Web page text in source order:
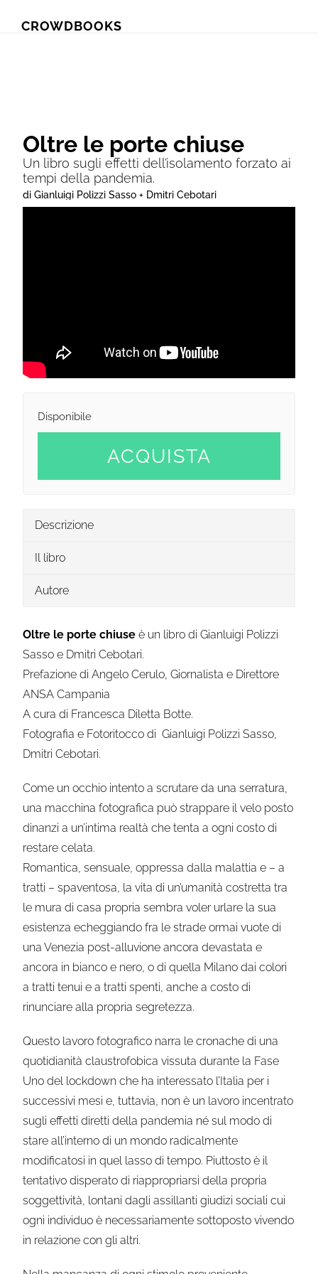
CROWDBOOKS
Oltre le porte chiuse
Un libro sugli effetti dell’isolamento forzato ai
tempi della pandemia.
di Gianluigi Polizzi Sasso + Dmitri Cebotari
Disponibile
ACQUISTA
Descrizione
Il libro
Autore
Oltre le porte chiuse è un libro di Gianluigi Polizzi
Sasso e Dmitri Cebotari.
Prefazione di Angelo Cerulo, Giornalista e Direttore
ANSA Campania
A cura di Francesca Diletta Botte.
Fotografia e Fotoritocco di Gianluigi Polizzi Sasso,
Dmitri Cebotari.
Come un occhio intento a scrutare da una serratura,
una macchina fotografica può strappare il velo posto
dinanzi a un’intima realtà che tenta a ogni costo di
restare celata.
Romantica, sensuale, oppressa dalla malattia e – a
tratti – spaventosa, la vita di un’umanità costretta tra
le mura di casa propria sembra voler urlare la sua
esistenza echeggiando fra le strade ormai vuote di
una Venezia post-alluvione ancora devastata e
ancora in bianco e nero, o di quella Milano dai colori
a tratti tenui e a tratti spenti, anche a costo di
rinunciare alla propria segretezza.
Questo lavoro fotografico narra le cronache di una
quotidianità claustrofobica vissuta durante la Fase
Uno del lockdown che ha interessato l’Italia per i
successivi mesi e, tuttavia, non è un lavoro incentrato
sugli effetti diretti della pandemia né sul modo di
stare all’interno di un mondo radicalmente
modificatosi in quel lasso di tempo. Piuttosto è il
tentativo disperato di riappropriarsi della propria
soggettività, lontani dagli assillanti giudizi sociali cui
ogni individuo è necessariamente sottoposto vivendo
in relazione con gli altri.